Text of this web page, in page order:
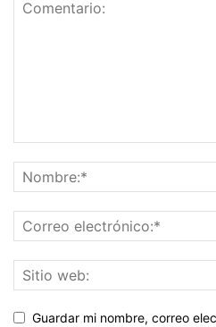
Guardar mi nombre, correo